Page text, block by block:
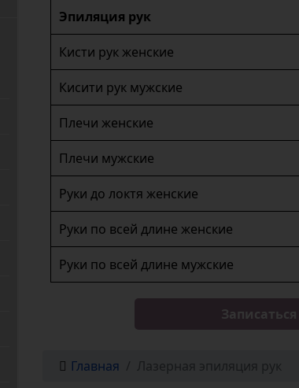
Эпиляция рук
Кисти рук женские
Кисити рук мужские
Плечи женские
Плечи мужские
Руки до локтя женские
Руки по всей длине женские
Руки по всей длине мужские
Главная Лазерная эпиляция рук